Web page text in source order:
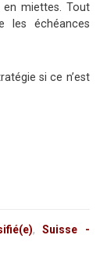
miettes. Tout
les échéances
si ce n’est
,Suisse -